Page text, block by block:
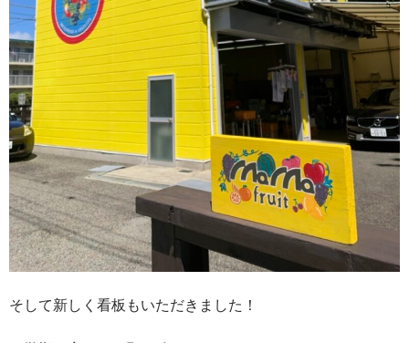
そして新しく看板もいただきました！